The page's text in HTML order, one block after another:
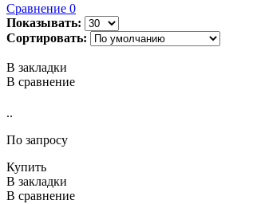
Сравнение 0
Показывать:
Сортировать:
В закладки
В сравнение
..
По запросу
Купить
В закладки
В сравнение